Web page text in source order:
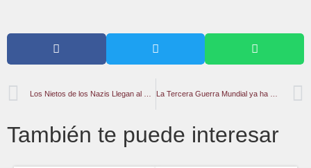
También te puede interesar